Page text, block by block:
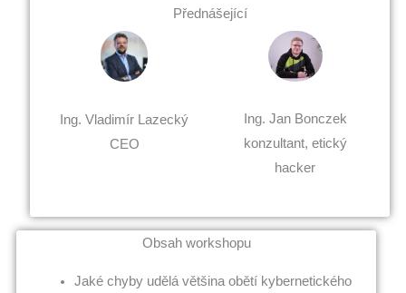
Přednášející
Ing. Vladimír Lazecký
CEO​
Ing. Jan Bonczek
konzultant, etický
hacker
Obsah workshopu
Jaké chyby udělá většina obětí kybernetického